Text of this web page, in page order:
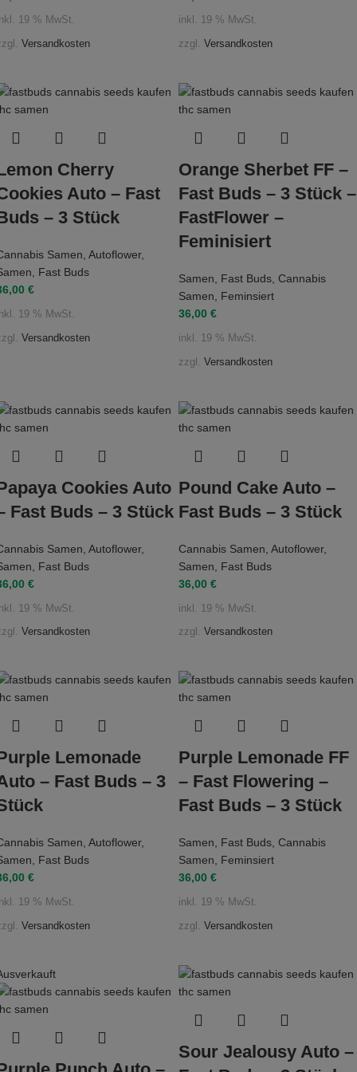
19 % MwSt.
Versandkosten
inkl. 19 % MwSt.
zzgl. Versandkosten
Cherry
Auto – Fast
– 3 Stück
Samen Autoflower,
Fast Buds
€
19 % MwSt.
Versandkosten
Orange Sherbet FF –
Fast Buds – 3 Stück –
FastFlower –
Feminisiert
Samen Fast Buds Cannabis
Samen
Feminsiert
36,00 €
inkl. 19 % MwSt.
zzgl. Versandkosten
Cookies Auto
Fast Buds – 3 Stück
Samen Autoflower,
Fast Buds
€
19 % MwSt.
Versandkosten
Pound Cake Auto –
Fast Buds – 3 Stück
Cannabis Samen Autoflower,
Samen
Fast Buds
36,00 €
inkl. 19 % MwSt.
zzgl. Versandkosten
Lemonade
– Fast Buds – 3
Samen, Autoflower,
, Fast Buds
€
19 % MwSt.
Versandkosten
Purple Lemonade FF
– Fast Flowering –
Fast Buds – 3 Stück
Samen, Fast Buds, Cannabis
Samen, Feminsiert
36,00 €
inkl. 19 % MwSt.
zzgl. Versandkosten
Sour Jealousy Auto –